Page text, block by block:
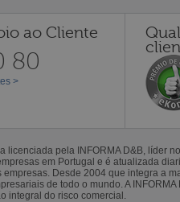
ao Cliente
80
>
licenciada pela INFORMA D&B, líder
em Portugal e é atualizada
empresas. Desde 2004 que integra a
de todo o mundo. A
integral do risco comercial.